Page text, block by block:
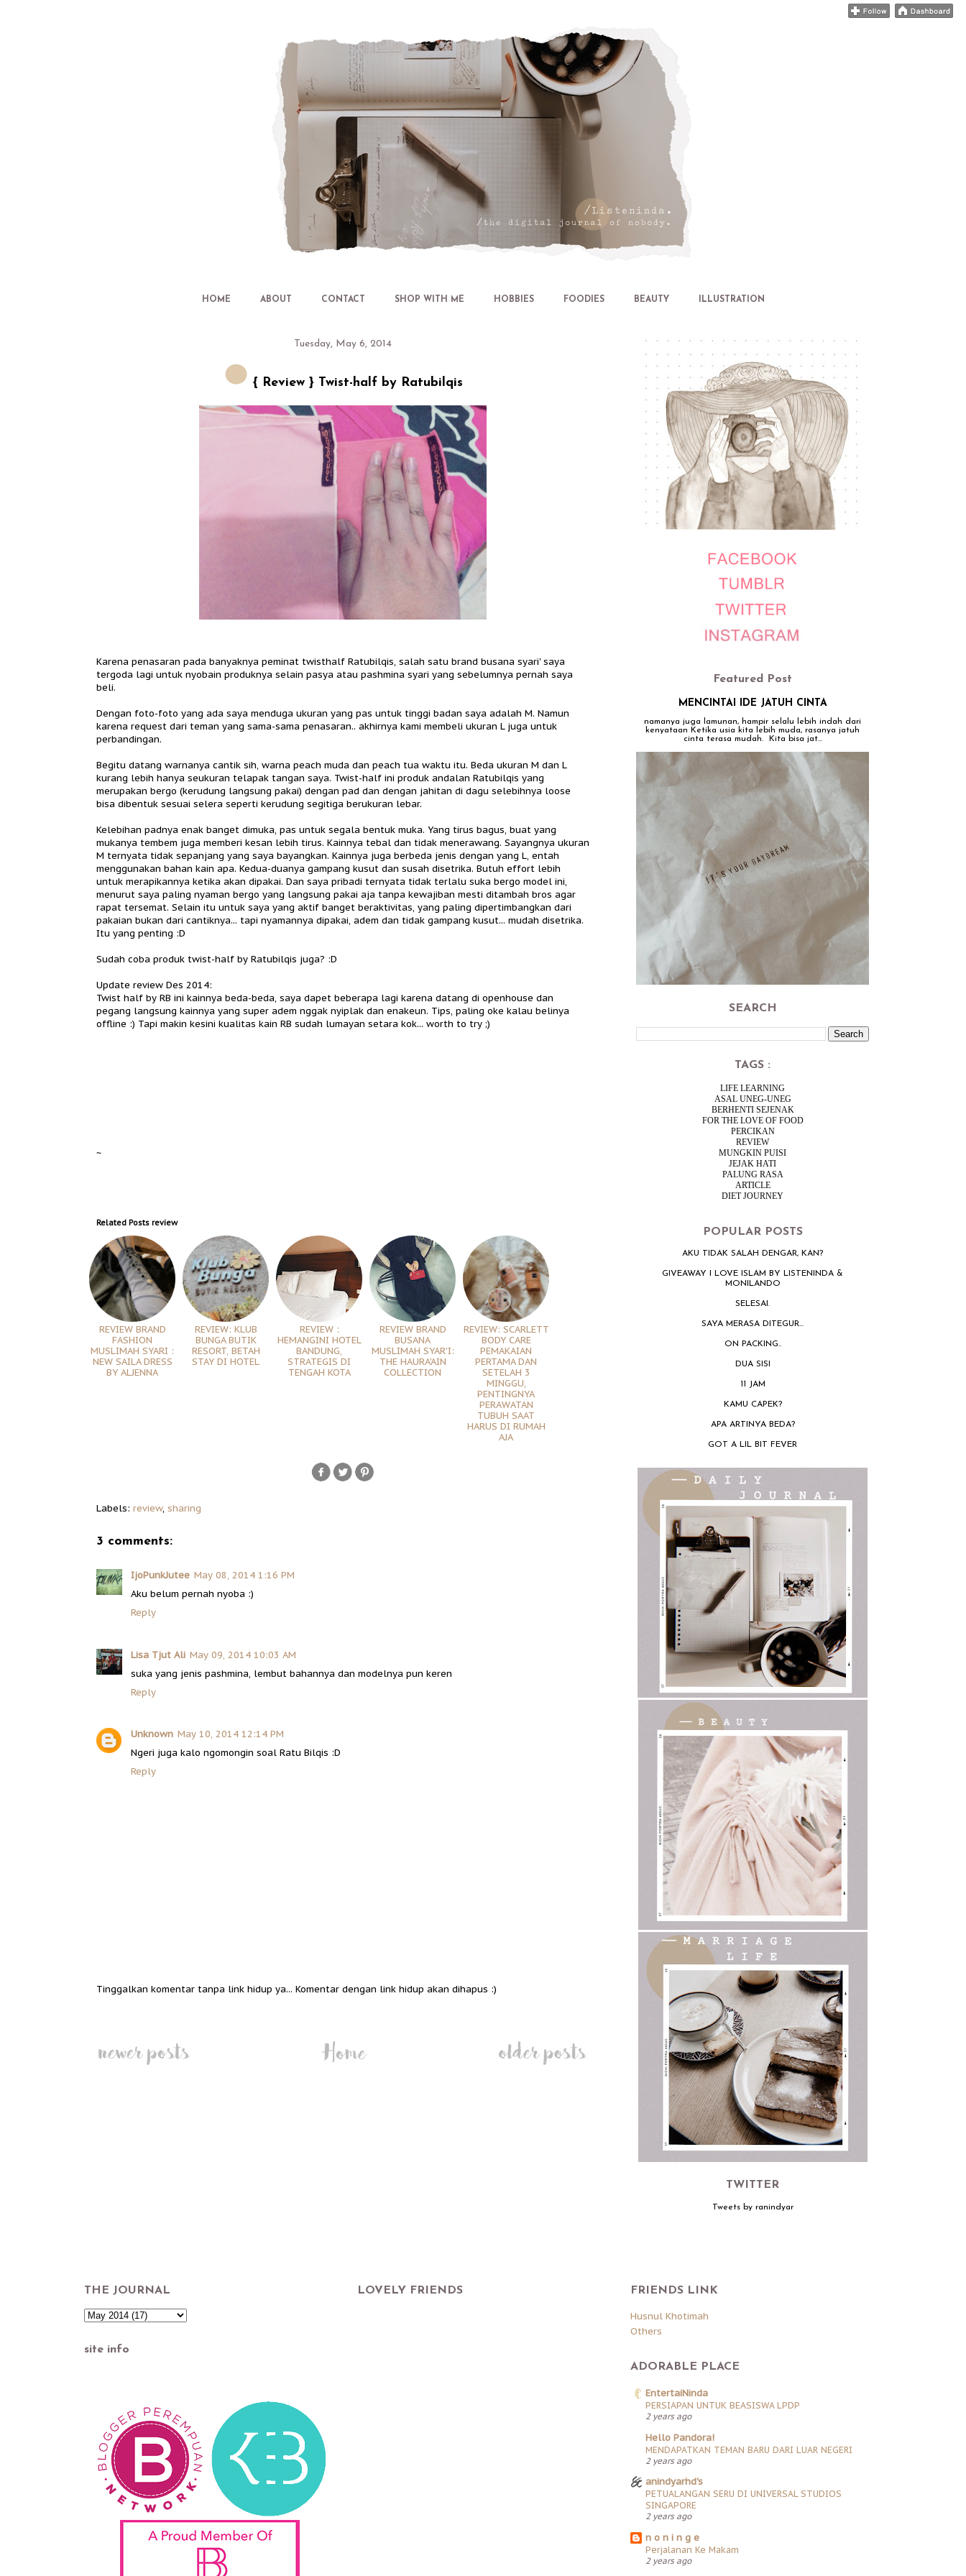
HOME ABOUT CONTACT SHOP WITH ME HOBBIES FOODIES BEAUTY ILLUSTRATION
Tuesday, May 6, 2014
{ Review } Twist-half by Ratubilqis
Karena penasaran pada banyaknya peminat twisthalf Ratubilqis, salah satu brand busana syari' saya
tergoda lagi untuk nyobain produknya selain pasya atau pashmina syari yang sebelumnya pernah saya
beli.
Dengan foto-foto yang ada saya menduga ukuran yang pas untuk tinggi badan saya adalah M. Namun
karena request dari teman yang sama-sama penasaran.. akhirnya kami membeli ukuran L juga untuk
perbandingan.
Begitu datang warnanya cantik sih, warna peach muda dan peach tua waktu itu. Beda ukuran M dan L
kurang lebih hanya seukuran telapak tangan saya. Twist-half ini produk andalan Ratubilqis yang
merupakan bergo (kerudung langsung pakai) dengan pad dan dengan jahitan di dagu selebihnya loose
bisa dibentuk sesuai selera seperti kerudung segitiga berukuran lebar.
Kelebihan padnya enak banget dimuka, pas untuk segala bentuk muka. Yang tirus bagus, buat yang
mukanya tembem juga memberi kesan lebih tirus. Kainnya tebal dan tidak menerawang. Sayangnya ukuran
M ternyata tidak sepanjang yang saya bayangkan. Kainnya juga berbeda jenis dengan yang L, entah
menggunakan bahan kain apa. Kedua-duanya gampang kusut dan susah disetrika. Butuh effort lebih
untuk merapikannya ketika akan dipakai. Dan saya pribadi ternyata tidak terlalu suka bergo model ini,
menurut saya paling nyaman bergo yang langsung pakai aja tanpa kewajiban mesti ditambah bros agar
rapat tersemat. Selain itu untuk saya yang aktif banget beraktivitas, yang paling dipertimbangkan dari
pakaian bukan dari cantiknya... tapi nyamannya dipakai, adem dan tidak gampang kusut... mudah disetrika.
Itu yang penting :D
Sudah coba produk twist-half by Ratubilqis juga? :D
Update review Des 2014:
Twist half by RB ini kainnya beda-beda, saya dapet beberapa lagi karena datang di openhouse dan
pegang langsung kainnya yang super adem nggak nyiplak dan enakeun. Tips, paling oke kalau belinya
offline :) Tapi makin kesini kualitas kain RB sudah lumayan setara kok... worth to try ;)
~
Related Posts review
REVIEW BRAND
FASHION
MUSLIMAH SYARI :
NEW SAILA DRESS
BY ALJENNA
REVIEW: KLUB
BUNGA BUTIK
RESORT, BETAH
STAY DI HOTEL
REVIEW :
HEMANGINI HOTEL
BANDUNG,
STRATEGIS DI
TENGAH KOTA
REVIEW BRAND
BUSANA
MUSLIMAH SYAR'I:
THE HAURA'AIN
COLLECTION
REVIEW: SCARLETT
BODY CARE
PEMAKAIAN
PERTAMA DAN
SETELAH 3
MINGGU,
PENTINGNYA
PERAWATAN
TUBUH SAAT
HARUS DI RUMAH
AJA
Labels: review, sharing
3 comments:
IjoPunkJutee May 08, 2014 1:16 PM
Aku belum pernah nyoba :)
Reply
Lisa Tjut Ali May 09, 2014 10:03 AM
suka yang jenis pashmina, lembut bahannya dan modelnya pun keren
Reply
Unknown May 10, 2014 12:14 PM
Ngeri juga kalo ngomongin soal Ratu Bilqis :D
Reply
Tinggalkan komentar tanpa link hidup ya... Komentar dengan link hidup akan dihapus :)
Featured Post
MENCINTAI IDE JATUH CINTA
namanya juga lamunan, hampir selalu lebih indah dari
kenyataan Ketika usia kita lebih muda, rasanya jatuh
cinta terasa mudah. Kita bisa jat...
SEARCH
TAGS :
LIFE LEARNING
ASAL UNEG-UNEG
BERHENTI SEJENAK
FOR THE LOVE OF FOOD
PERCIKAN
REVIEW
MUNGKIN PUISI
JEJAK HATI
PALUNG RASA
ARTICLE
DIET JOURNEY
POPULAR POSTS
AKU TIDAK SALAH DENGAR, KAN?
GIVEAWAY I LOVE ISLAM BY LISTENINDA &
MONILANDO
SELESAI.
SAYA MERASA DITEGUR...
ON PACKING..
DUA SISI
11 JAM
KAMU CAPEK?
APA ARTINYA BEDA?
GOT A LIL BIT FEVER
TWITTER
Tweets by ranindyar
THE JOURNAL
site info
LOVELY FRIENDS FRIENDS LINK
Husnul Khotimah
Others
ADORABLE PLACE
EntertaiNinda
PERSIAPAN UNTUK BEASISWA LPDP
2 years ago
Hello Pandora!
MENDAPATKAN TEMAN BARU DARI LUAR NEGERI
2 years ago
anindyarhd's
PETUALANGAN SERU DI UNIVERSAL STUDIOS
SINGAPORE
2 years ago
n o n i n g e
Perjalanan Ke Makam
2 years ago